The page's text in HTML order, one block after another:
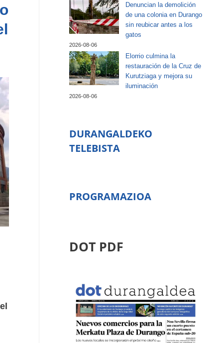
Denuncian la demolición
de una colonia en Durango
sin reubicar antes a los
gatos
2026-08-06
Elorrio culmina la
restauración de la Cruz de
Kurutziaga y mejora su
iluminación
2026-08-06
DURANGALDEKO
TELEBISTA
PROGRAMAZIOA
DOT PDF